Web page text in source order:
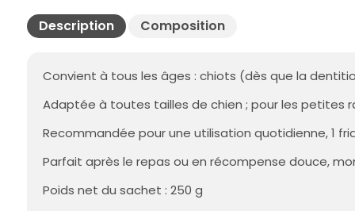
Description Composition
Convient à tous les âges : chiots (dès que la
Adaptée à toutes tailles de chien ; pour les petites
Recommandée pour une utilisation quotidienne, 1
Parfait après le repas ou en récompense douce,
Poids net du sachet : 250 g